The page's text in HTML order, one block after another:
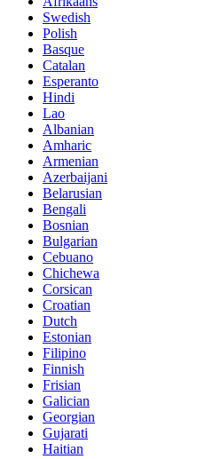
Swedish
Polish
Basque
Catalan
Esperanto
Hindi
Lao
Albanian
Amharic
Armenian
Azerbaijani
Belarusian
Bengali
Bosnian
Bulgarian
Cebuano
Chichewa
Corsican
Croatian
Dutch
Estonian
Filipino
Finnish
Frisian
Galician
Georgian
Gujarati
Haitian